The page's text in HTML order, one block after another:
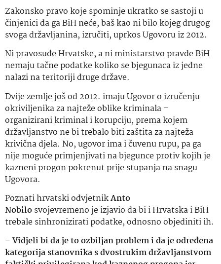
Zakonsko pravo koje spominje ukratko se sastoji u
činjenici da ga BiH neće, baš kao ni bilo kojeg drugog
svoga državljanina, izručiti, uprkos Ugovoru iz 2012.
Ni pravosuđe Hrvatske, a ni ministarstvo pravde BiH
nemaju tačne podatke koliko se bjegunaca iz jedne
nalazi na teritoriji druge države.
Dvije zemlje još od 2012. imaju Ugovor o izručenju
okriviljenika za najteže oblike kriminala –
organizirani kriminal i korupciju, prema kojem
državljanstvo ne bi trebalo biti zaštita za najteža
krivična djela. No, ugovor ima i čuvenu rupu, pa ga
nije moguće primjenjivati na bjegunce protiv kojih je
kazneni progon pokrenut prije stupanja na snagu
Ugovora.
Poznati hrvatski odvjetnikAnto
Nobilosvojevremeno je izjavio da bi i Hrvatska i BiH
trebale sinhronizirati podatke, odnosno objediniti ih.
–Vidjeli bi da je to ozbiljan problem i da je određena
kategorija stanovnika s dvostrukim državljanstvom